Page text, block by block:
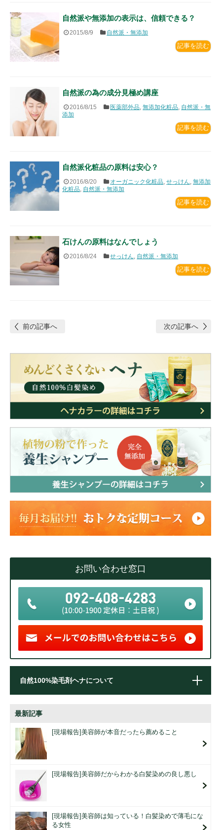
自然派や無添加の表示は、信頼できる？
2015/8/9 自然派・無添加
記事を読む
自然派の為の成分見極め講座
2016/8/15 医薬部外品,無添加化粧品, 自然派・無
添加
記事を読む
自然派化粧品の原料は安心？
2016/8/20 オーガニック化粧品,せっけん,無添加
化粧品, 自然派・無添加
記事を読む
石けんの原料はなんでしょう
2016/8/24 せっけん, 自然派・無添加
記事を読む
前の記事へ 次の記事へ
お問い合わせ窓口
自然100%染毛剤ヘナについて
最新記事
[現場報告]美容師が本音だったら薦めること
[現場報告]美容師だからわかる白髪染めの良し悪し
[現場報告]美容師は知っている！白髪染めで薄毛にな
る女性